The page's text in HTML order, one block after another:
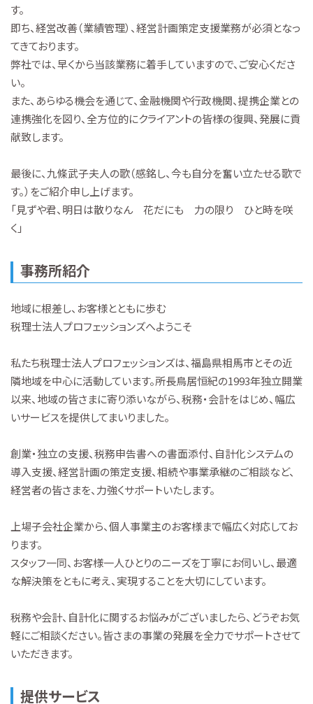
す。
即ち、経営改善（業績管理）、経営計画策定支援業務が必須となっ
てきております。
弊社では、早くから当該業務に着手していますので、ご安心くださ
い。
また、あらゆる機会を通じて、金融機関や行政機関、提携企業との
連携強化を図り、全方位的にクライアントの皆様の復興、発展に貢
献致します。
最後に、九條武子夫人の歌（感銘し、今も自分を奮い立たせる歌で
す。）をご紹介申し上げます。
「見ずや君、明日は散りなん 花だにも 力の限り ひと時を咲
く」
事務所紹介
地域に根差し、お客様とともに歩む
税理士法人プロフェッションズへようこそ
私たち税理士法人プロフェッションズは、福島県相馬市とその近
隣地域を中心に活動しています。所長鳥居恒紀の1993年独立開業
以来、地域の皆さまに寄り添いながら、税務・会計をはじめ、幅広
いサービスを提供してまいりました。
創業・独立の支援、税務申告書への書面添付、自計化システムの
導入支援、経営計画の策定支援、相続や事業承継のご相談など、
経営者の皆さまを、力強くサポートいたします。
上場子会社企業から、個人事業主のお客様まで幅広く対応してお
ります。
スタッフ一同、お客様一人ひとりのニーズを丁寧にお伺いし、最適
な解決策をともに考え、実現することを大切にしています。
税務や会計、自計化に関するお悩みがございましたら、どうぞお気
軽にご相談ください。皆さまの事業の発展を全力でサポートさせて
いただきます。
提供サービス